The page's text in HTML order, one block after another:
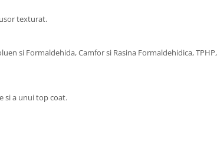
texturat.
si Formaldehida, Camfor si Rasina Formaldehidica,
si a unui top coat.